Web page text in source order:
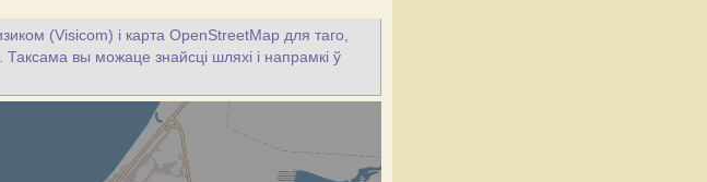
(Visicom) і карта OpenStreetMap для таго,
Таксама вы можаце знайсці шляхі і напрамкі ў